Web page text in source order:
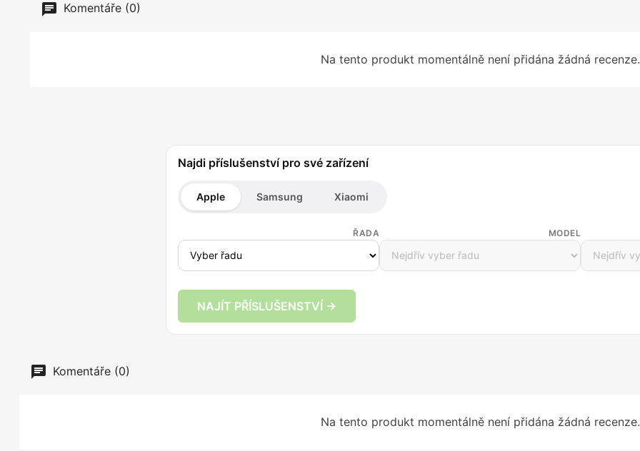
Komentáře (0)
Na tento produkt momentálně není přidána žádná recenze.
Najdi příslušenství pro své zařízení
Apple Samsung Xiaomi
ŘADA MODEL
NAJÍT PŘÍSLUŠENSTVÍ →
Komentáře (0)
Na tento produkt momentálně není přidána žádná recenze.